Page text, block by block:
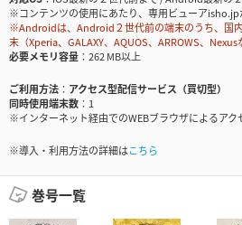
※コンテンツの使用にあたり、専用ビューアisho.jp
※Androidは、Android２世代前の端末のうち、国
末（Xperia、GALAXY、AQUOS、ARROWS、
必要メモリ容量
262 MB以上
ご利用方法
アクセス型配信サービス（買切型）
同時使用端末数
1
※インターネット経由でのWEBブラウザによるアク
※導入・利用方法の詳細はこちら
巻号一覧